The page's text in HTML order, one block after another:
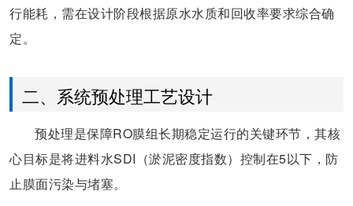
行能耗，需在设计阶段根据原水水质和回收率要求综合确
定。
二、系统预处理工艺设计
预处理是保障RO膜组长期稳定运行的关键环节，其核
心目标是将进料水SDI（淤泥密度指数）控制在5以下，防
止膜面污染与堵塞。